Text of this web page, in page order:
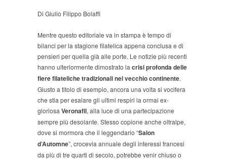
Di Giulio Filippo Bolaffi
Mentre questo editoriale va in stampa è tempo di
bilanci per la stagione filatelica appena conclusa e di
pensieri per quella già alle porte. Le notizie più recenti
hanno ulteriormente dimostrato la crisi profonda delle
fiere filateliche tradizionali nel vecchio continente.
Giusto a titolo di esempio, ancora una volta si vocifera
che stia per esalare gli ultimi respiri la ormai ex-
gloriosa Veronafil, alla luce di una partecipazione
sempre più desolante. Stesso copione anche oltralpe,
dove si mormora che il leggendario “Salon
d’Automne”, crocevia annuale degli interessi francesi
da più di tre quarti di secolo, potrebbe venir chiuso o